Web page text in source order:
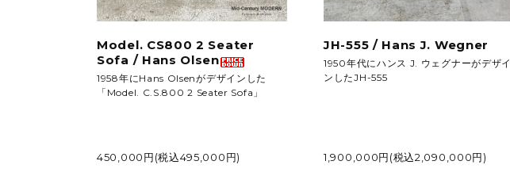
Model. CS800 2 Seater
Sofa / Hans Olsen
1958年にHans Olsenがデザインした
「Model. C.S.800 2 Seater Sofa」
450,000円(税込495,000円)
JH-555 / Hans J. Wegner
1950年代にハンス J. ウェグナーがデザイ
ンしたJH-555
1,900,000円(税込2,090,000円)